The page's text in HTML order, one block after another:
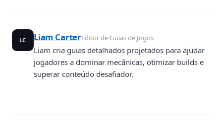
LC Liam CarterEditor de Guias de Jogos
Liam cria guias detalhados projetados para ajudar
jogadores a dominar mecânicas, otimizar builds e
superar conteúdo desafiador.